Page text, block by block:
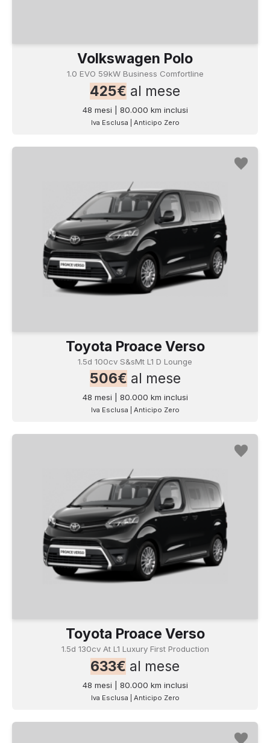
Volkswagen Polo
1.0 EVO 59kW Business Comfortline
425€ al mese
48 mesi | 80.000 km inclusi
Iva Esclusa | Anticipo Zero
Toyota Proace Verso
1.5d 100cv S&sMt L1 D Lounge
506€ al mese
48 mesi | 80.000 km inclusi
Iva Esclusa | Anticipo Zero
Toyota Proace Verso
1.5d 130cv At L1 Luxury First Production
633€ al mese
48 mesi | 80.000 km inclusi
Iva Esclusa | Anticipo Zero